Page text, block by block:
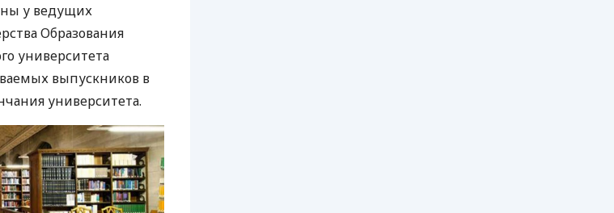
у ведущих
Образования
университета
выпускников в
университета.